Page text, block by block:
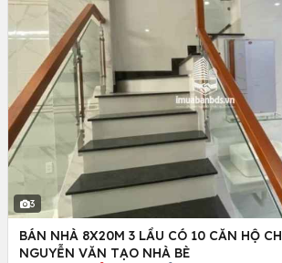
3
BÁN NHÀ 8X20M 3 LẦU CÓ 10 CĂN HỘ
NGUYỄN VĂN TẠO NHÀ BÈ